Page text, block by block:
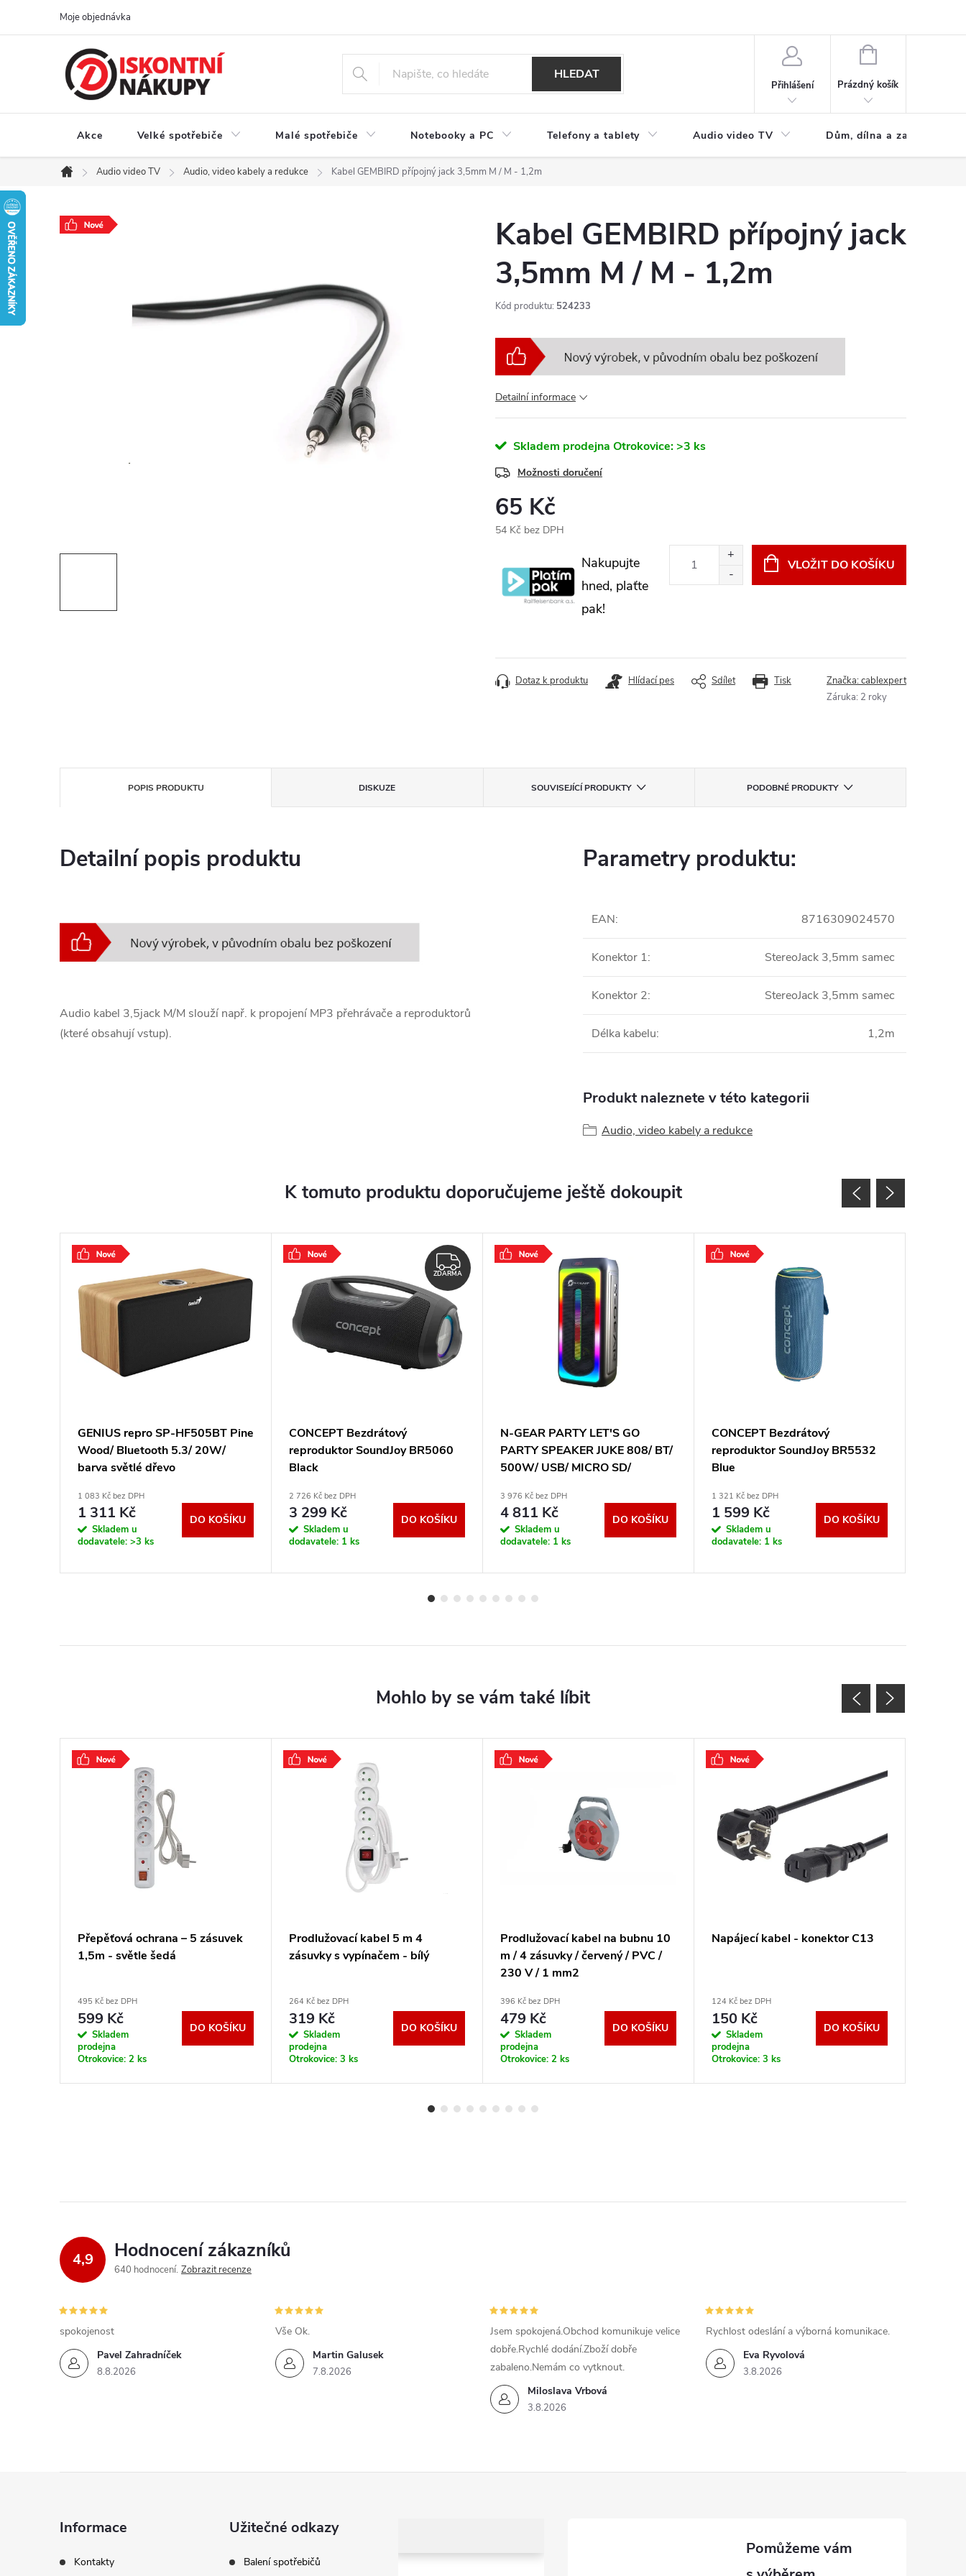
Moje objednávka
HLEDAT
Přihlášení
NÁKUPNÍ
Prázdný košík
Akce Velké spotřebiče Malé spotřebiče Notebooky a PC Telefony a tablety Audio video TV Dům, dílna a zahrada
Domů
Audio video TV Audio, video kabely a redukce Kabel GEMBIRD přípojný jack 3,5mm M / M - 1,2m
Kabel GEMBIRD přípojný jack
3,5mm M / M - 1,2m
Kód produktu: 524233
Detailní informace
Skladem prodejna Otrokovice:>3 ks
Možnosti doručení
65 Kč
54 Kč bez DPH
Nakupujte
hned, plaťte
pak!
VLOŽIT DO KOŠÍKU
Tisk
Dotaz k produktu Hlídací pes Sdílet Značka:cablexpert
Záruka: 2 roky
POPIS PRODUKTU DISKUZE SOUVISEJÍCÍ PRODUKTY PODOBNÉ PRODUKTY
Detailní popis produktu
Audio kabel 3,5jack M/M slouží např. k propojení MP3 přehrávače a reproduktorů
(které obsahují vstup).
Parametry produktu:
EAN: 8716309024570
Konektor 1: StereoJack 3,5mm samec
Konektor 2: StereoJack 3,5mm samec
Délka kabelu: 1,2m
Produkt naleznete v této kategorii
Audio, video kabely a redukce
K tomuto produktu doporučujeme ještě dokoupit
GENIUS repro SP-HF505BT Pine
Wood/ Bluetooth 5.3/ 20W/
barva světlé dřevo
1 083 Kč bez DPH
1 311 Kč
Skladem u
dodavatele: >3 ks
DO KOŠÍKU
ZDARMA
ZDARMA
CONCEPT Bezdrátový
reproduktor SoundJoy BR5060
Black
2 726 Kč bez DPH
3 299 Kč
Skladem u
dodavatele: 1 ks
DO KOŠÍKU
N-GEAR PARTY LET'S GO
PARTY SPEAKER JUKE 808/ BT/
500W/ USB/ MICRO SD/
LGPJUKE808
3 976 Kč bez DPH
4 811 Kč
Skladem u
dodavatele: 1 ks
DO KOŠÍKU
CONCEPT Bezdrátový
reproduktor SoundJoy BR5532
Blue
1 321 Kč bez DPH
1 599 Kč
Skladem u
dodavatele: 1 ks
DO KOŠÍKU
Přepěťová ochrana – 5 zásuvek
1,5m - světle šedá
495 Kč bez DPH
599 Kč
Skladem
prodejna
Otrokovice: 2 ks
DO KOŠÍKU
Prodlužovací kabel 5 m 4
zásuvky s vypínačem - bílý
264 Kč bez DPH
319 Kč
Skladem
prodejna
Otrokovice: 3 ks
DO KOŠÍKU
Prodlužovací kabel na bubnu 10
m / 4 zásuvky / červený / PVC /
230 V / 1 mm2
396 Kč bez DPH
479 Kč
Skladem
prodejna
Otrokovice: 2 ks
DO KOŠÍKU
Napájecí kabel - konektor C13
124 Kč bez DPH
150 Kč
Skladem
prodejna
Otrokovice: 3 ks
DO KOŠÍKU
4,9 Hodnocení zákazníků
640 hodnocení Zobrazit recenze
Pavel Zahradníček
8.8.2026
spokojenost
Martin Galusek
7.8.2026
Vše Ok.
Miloslava Vrbová
3.8.2026
Jsem spokojená.Obchod komunikuje velice
dobře.Rychlé dodání.Zboží dobře
zabaleno.Nemám co vytknout.
Eva Ryvolová
3.8.2026
Rychlost odeslání a výborná komunikace.
Informace
Kontakty
Užitečné odkazy
Balení spotřebičů